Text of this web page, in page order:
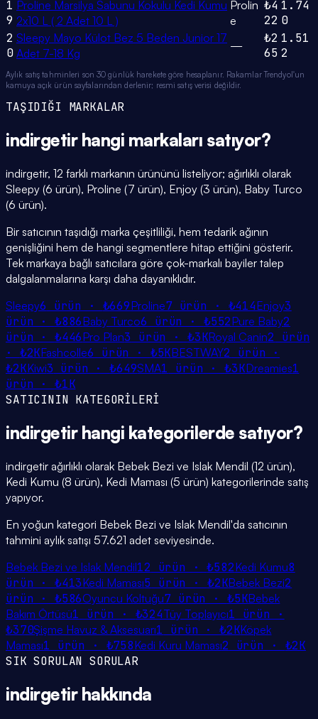
1
9
Proline Marsilya Sabunu Kokulu Kedi Kumu
2x10 L ( 2 Adet 10 L )
Prolin
e
₺4
22
1.74
0
2
0
Sleepy Mayo Külot Bez 5 Beden Junior 17
Adet 7-18 Kg
—
₺2
65
1.51
2
Aylık satış tahminleri son 30 günlük harekete göre hesaplanır. Rakamlar Trendyol'un
kamuya açık ürün sayfalarından derlenir; resmi satış verisi değildir.
TAŞIDIĞI MARKALAR
indirgetirhangi markaları satıyor?
indirgetir, 12 farklı markanın ürününü listeliyor; ağırlıklı olarak
Sleepy (6 ürün), Proline (7 ürün), Enjoy (3 ürün), Baby Turco
(6 ürün).
Bir satıcının taşıdığı marka çeşitliliği, hem tedarik ağının
genişliğini hem de hangi segmentlere hitap ettiğini gösterir.
Tek markaya bağlı satıcılara göre çok-markalı bayiler talep
dalgalanmalarına karşı daha dayanıklıdır.
Sleepy6 ürün · ₺669Proline7ürün · ₺414Enjoy3
ürün · ₺886Baby Turco6 ürün · ₺552Pure Baby2
ürün · ₺446Pro Plan3 ürün · ₺3KRoyal Canin2
ürün
· ₺2KFashcolle6 ürün · ₺5KBESTWAY2
ürün ·
₺2KKiwi3 ürün ·₺649SMA1 ürün ·₺3KDreamies1
ürün · ₺1K
SATICININ KATEGORİLERİ
indirgetirhangi kategorilerde satıyor?
indirgetir ağırlıklı olarak Bebek Bezi ve Islak Mendil (12 ürün),
Kedi Kumu (8 ürün), Kedi Maması (5 ürün) kategorilerinde satış
yapıyor.
En yoğun kategori Bebek Bezi ve Islak Mendil'da satıcının
tahmini aylık satışı 57.621 adet seviyesinde.
Bebek Bezi ve Islak Mendil12 ürün ·₺582Kedi Kumu8
ürün · ₺413Kedi Maması5 ürün · ₺2KBebek Bezi2
ürün · ₺586Oyuncu Koltuğu7 ürün · ₺5KBebek
Bakım Örtüsü1 ürün · ₺324Tüy Toplayıcı1 ürün ·
₺370Şişme Havuz & Aksesuarı1 ürün · ₺2KKöpek
Maması1 ürün · ₺758Kedi Kuru Maması2 ürün · ₺2K
SIK SORULAN SORULAR
indirgetirhakkında